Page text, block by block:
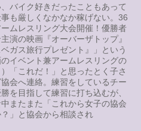
バイク好きだったこともあって
も厳しくなかなか稼げない。36
ムレスリング大会開催！優勝者
演の映画『オーバーザトップ』
ガス旅行プレゼント』」という
イベント兼アームレスリングの
「これだ！」と思ったとく子さ
会へ連絡。練習をしているチー
を目指して練習に打ち込むが、
またまた「これから女子の協会
」と協会から相談され